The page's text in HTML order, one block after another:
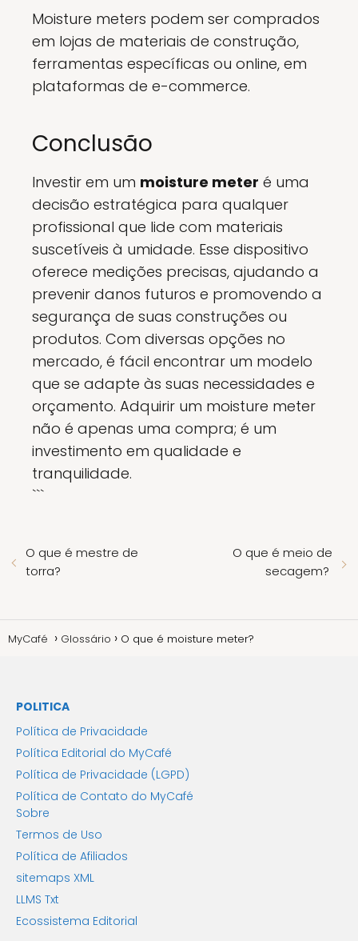
Moisture meters podem ser comprados
em lojas de materiais de construção,
ferramentas específicas ou online, em
plataformas de e-commerce.
Conclusão
Investir em um moisture meter é uma
decisão estratégica para qualquer
profissional que lide com materiais
suscetíveis à umidade. Esse dispositivo
oferece medições precisas, ajudando a
prevenir danos futuros e promovendo a
segurança de suas construções ou
produtos. Com diversas opções no
mercado, é fácil encontrar um modelo
que se adapte às suas necessidades e
orçamento. Adquirir um moisture meter
não é apenas uma compra; é um
investimento em qualidade e
tranquilidade.
```
O que é mestre de
torra?
O que é meio de
secagem?
MyCafé Glossário O que é moisture meter?
POLITICA
Política de Privacidade
Política Editorial do MyCafé
Política de Privacidade (LGPD)
Política de Contato do MyCafé
Sobre
Termos de Uso
Política de Afiliados
sitemaps XML
LLMS Txt
Ecossistema Editorial